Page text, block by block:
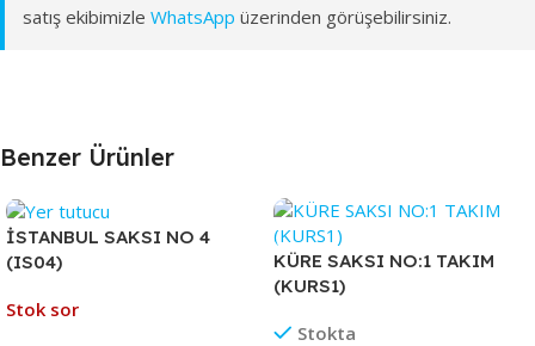
satış ekibimizle WhatsApp üzerinden görüşebilirsiniz.
Benzer Ürünler
İSTANBUL SAKSI NO 4
(IS04)
Stok sor
KÜRE SAKSI NO:1 TAKIM
(KURS1)
Stokta